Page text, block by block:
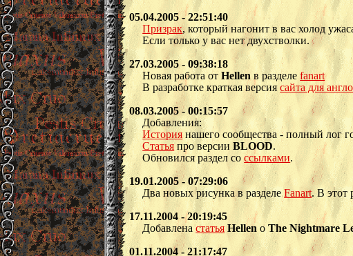
05.04.2005 - 22:51:40
Призрак, который нагонит в вас холод
Если только у вас нет двухстволки.
27.03.2005 - 09:38:18
Новая работа отHellen в разделеfanart
В разработке краткая версиясайта для
08.03.2005 - 00:15:57
Добавления:
История нашего сообщества - полный лог
Статья про версииBLOOD.
Обновился раздел соссылками.
19.01.2005 - 07:29:06
Два новых рисунка в разделеFanart. В этот
17.11.2004 - 20:19:45
Добавленастатья Hellen оThe Nightmare
01.11.2004 - 21:17:47